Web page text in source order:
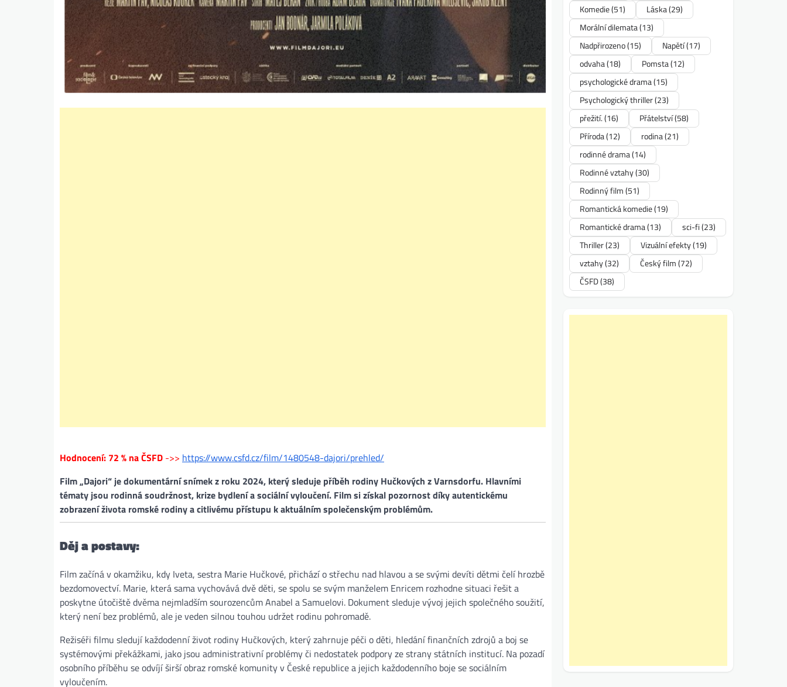
Hodnocení: 72 % na ČSFD ->> https://www.csfd.cz/film/1480548-dajori/prehled/
Film „Dajori“ je dokumentární snímek z roku 2024, který sleduje příběh rodiny Hučkových z Varnsdorfu. Hlavními
tématy jsou rodinná soudržnost, krize bydlení a sociální vyloučení. Film si získal pozornost díky autentickému
zobrazení života romské rodiny a citlivému přístupu k aktuálním společenským problémům.
Děj a postavy:
Film začíná v okamžiku, kdy Iveta, sestra Marie Hučkové, přichází o střechu nad hlavou a se svými devíti dětmi čelí hrozbě
bezdomovectví. Marie, která sama vychovává dvě děti, se spolu se svým manželem Enricem rozhodne situaci řešit a
poskytne útočiště dvěma nejmladším sourozencům Anabel a Samuelovi. Dokument sleduje vývoj jejich společného soužití,
který není bez problémů, ale je veden silnou touhou udržet rodinu pohromadě.
Režiséři filmu sledují každodenní život rodiny Hučkových, který zahrnuje péči o děti, hledání finančních zdrojů a boj se
systémovými překážkami, jako jsou administrativní problémy či nedostatek podpory ze strany státních institucí. Na pozadí
osobního příběhu se odvíjí širší obraz romské komunity v České republice a jejich každodenního boje se sociálním
vyloučením.
Komedie(51) Láska(29)
Morální dilemata(13)
Nadpřirozeno(15) Napětí(17)
odvaha(18) Pomsta(12)
psychologické drama(15)
Psychologický thriller(23)
přežití.(16) Přátelství(58)
Příroda(12) rodina(21)
rodinné drama(14)
Rodinné vztahy(30)
Rodinný film(51)
Romantická komedie(19)
Romantické drama(13) sci-fi(23)
Thriller(23) Vizuální efekty(19)
vztahy(32) Český film(72)
ČSFD(38)